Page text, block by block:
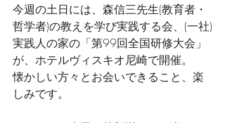
今週の土日には、森信三先生(教育者・
哲学者)の教えを学び実践する会、(一社)
実践人の家の「第99回全国研修大会」
が、ホテルヴィスキオ尼崎で開催。
懐かしい方々とお会いできること、楽
しみです。